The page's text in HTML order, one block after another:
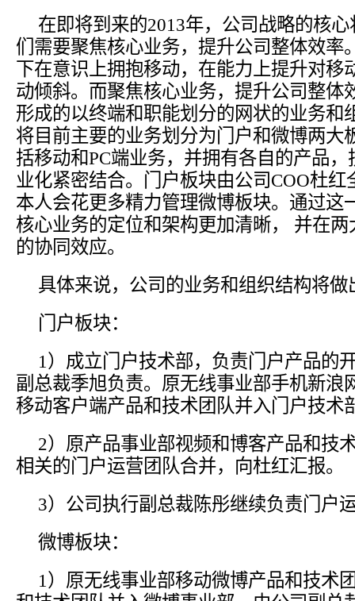
在即将到来的2013年，公司战略的核
们需要聚焦核心业务，提升公司整体效率
下在意识上拥抱移动，在能力上提升对移
动倾斜。而聚焦核心业务，提升公司整体
形成的以终端和职能划分的网状的业务和
将目前主要的业务划分为门户和微博两大
括移动和PC端业务，并拥有各自的产品
业化紧密结合。门户板块由公司COO杜
本人会花更多精力管理微博板块。通过这
核心业务的定位和架构更加清晰， 并在
的协同效应。
具体来说，公司的业务和组织结构将做
门户板块：
1）成立门户技术部，负责门户产品的
副总裁季旭负责。原无线事业部手机新浪
移动客户端产品和技术团队并入门户技术
2）原产品事业部视频和博客产品和技
相关的门户运营团队合并，向杜红汇报。
3）公司执行副总裁陈彤继续负责门户
微博板块：
1）原无线事业部移动微博产品和技术